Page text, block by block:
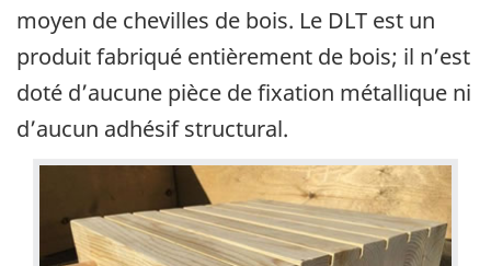
moyen de chevilles de bois. Le DLT est un
produit fabriqué entièrement de bois; il n’est
doté d’aucune pièce de fixation métallique ni
d’aucun adhésif structural.